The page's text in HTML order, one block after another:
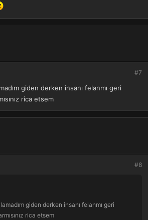
#7
giden derken insanı felanmı geri
rica etsem
#8
giden derken insanı felanmı geri
rica etsem